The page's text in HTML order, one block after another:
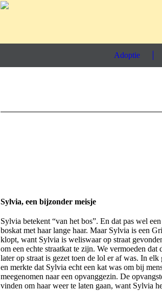
Adoptie
Sylvia, een bijzonder meisje
Sylvia betekent “van het bos”. En dat pas wel
boskat met haar lange haar. Maar Sylvia is een
klopt, want Sylvia is weliswaar op straat
om een echte straatkat te zijn. We vermoeden
later op straat is gezet toen de lol er af was. In
en merkte dat Sylvia echt een kat was om bij
meegenomen naar een opvanggezin. De
vinden om haar weer te laten gaan, want Sylvia